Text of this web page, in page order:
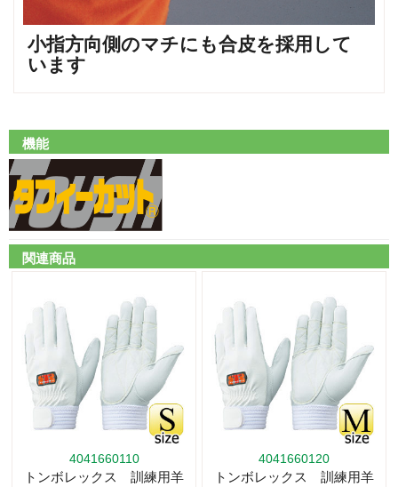
小指方向側のマチにも合皮を採用して
います
機能
関連商品
4041660110
トンボレックス 訓練用羊
4041660120
トンボレックス 訓練用羊